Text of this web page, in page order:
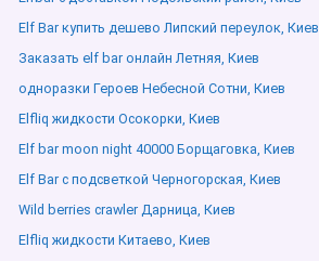
Elf Bar купить дешево Липский переулок, Киев
Заказать elf bar онлайн Летняя, Киев
одноразки Героев Небесной Сотни, Киев
Elfliq жидкости Осокорки, Киев
Elf bar moon night 40000 Борщаговка, Киев
Elf Bar с подсветкой Черногорская, Киев
Wild berries crawler Дарница, Киев
Elfliq жидкости Китаево, Киев